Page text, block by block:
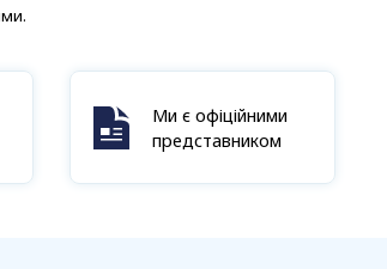
Ми є офіційними
представником